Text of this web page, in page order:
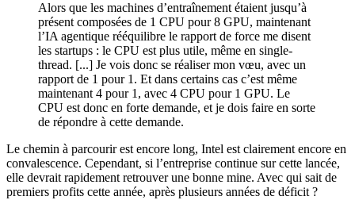
Alors que les machines d’entraînement étaient jusqu’à
présent composées de 1 CPU pour 8 GPU, maintenant
l’IA agentique rééquilibre le rapport de force me disent
les startups : le CPU est plus utile, même en single-
thread. [...] Je vois donc se réaliser mon vœu, avec un
rapport de 1 pour 1. Et dans certains cas c’est même
maintenant 4 pour 1, avec 4 CPU pour 1 GPU. Le
CPU est donc en forte demande, et je dois faire en sorte
de répondre à cette demande.
Le chemin à parcourir est encore long, Intel est clairement encore en
convalescence. Cependant, si l’entreprise continue sur cette lancée,
elle devrait rapidement retrouver une bonne mine. Avec qui sait de
premiers profits cette année, après plusieurs années de déficit ?